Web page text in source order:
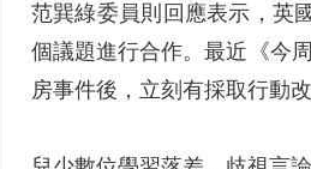
范巽綠委員則回應表示，英
個議題進行合作。最近《今
房事件後，立刻有採取行動